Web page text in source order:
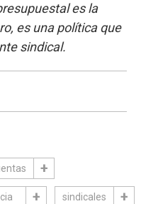
es la
es una política que
sindical.
sindicales